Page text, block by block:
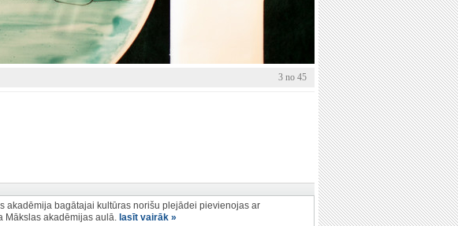
3 no 45
akadēmija bagātajai kultūras norišu plejādei pievienojas ar
Mākslas akadēmijas aulā. lasīt vairāk »